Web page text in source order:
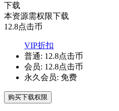
下载
本资源需权限下载
12.8点击币
VIP折扣
普通: 12.8点击币
会员: 12.8点击币
永久会员: 免费
购买下载权限